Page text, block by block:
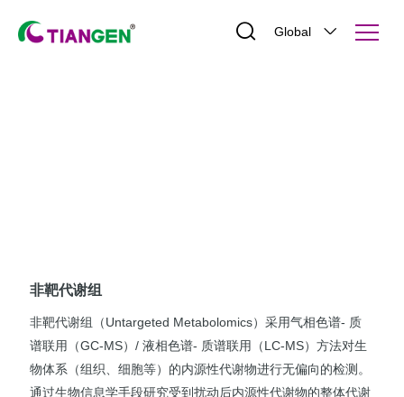
Global
非靶代谢组
非靶代谢组（Untargeted Metabolomics）采用气相色谱- 质
谱联用（GC-MS）/ 液相色谱- 质谱联用（LC-MS）方法对生
物体系（组织、细胞等）的内源性代谢物进行无偏向的检测。
通过生物信息学手段研究受到扰动后内源性代谢物的整体代谢